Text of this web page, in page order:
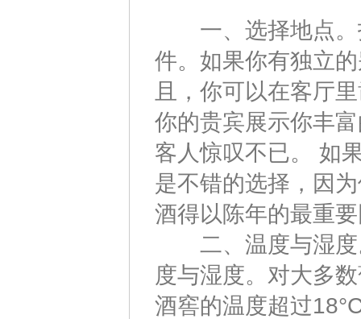
一、选择地点。
件。如果你有独立
且，你可以在客厅
你的贵宾展示你丰
客人惊叹不已。 如
是不错的选择，因
酒得以陈年的最重
二、温度与湿度
度与湿度。对大多
酒窖的温度超过